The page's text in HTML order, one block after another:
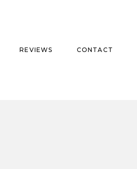
REVIEWS CONTACT